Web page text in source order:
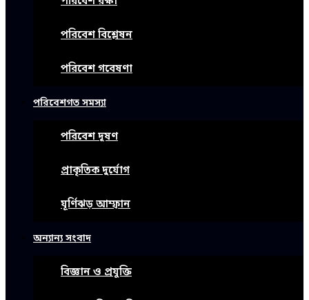
পরিবেশ বিশ্লেষন
পরিবেশ গবেষণা
পরিবেশগত সমস্যা
পরিবেশ দূষণ
প্রাকৃতিক দুর্যোগ
ঘূর্ণিঝড় আম্ফান
অন্যান্য সংবাদ
বিজ্ঞান ও প্রযুক্তি